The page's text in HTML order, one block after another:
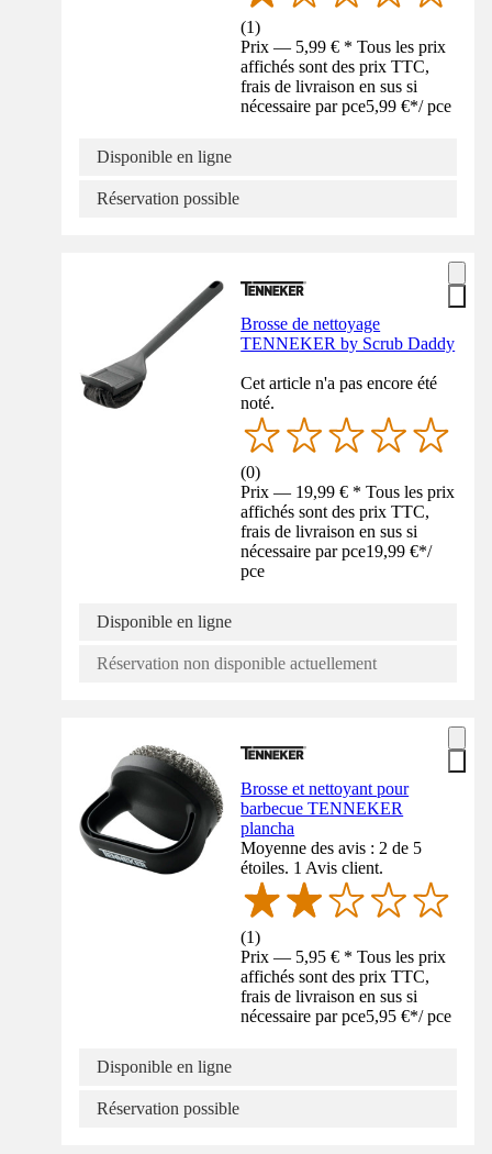
(1)
Prix — 5,99 € * Tous les prix
affichés sont des prix TTC,
frais de livraison en sus si
nécessaire par pce5,99 €*/ pce
Disponible en ligne
Réservation possible
Brosse de nettoyage
TENNEKER by Scrub Daddy
Cet article n'a pas encore été
noté.
(0)
Prix — 19,99 € * Tous les prix
affichés sont des prix TTC,
frais de livraison en sus si
nécessaire par pce19,99 €*/
pce
Disponible en ligne
Réservation non disponible actuellement
Brosse et nettoyant pour
barbecue TENNEKER
plancha
Moyenne des avis : 2 de 5
étoiles. 1 Avis client.
(1)
Prix — 5,95 € * Tous les prix
affichés sont des prix TTC,
frais de livraison en sus si
nécessaire par pce5,95 €*/ pce
Disponible en ligne
Réservation possible